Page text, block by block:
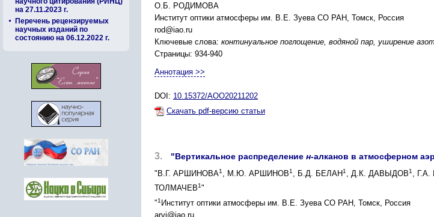
на 27.11.2023 г.
Перечень рецензируемых
научных изданий по
состоянию на 06.12.2022 г.
О.Б. РОДИМОВА
Институт оптики атмосферы им. В.Е. Зуева СО РАН, Томск, Россия
rod@iao.ru
Ключевые слова: континуальное поглощение, водяной пар, уширение
Страницы: 934-940
Аннотация >>
DOI: 10.15372/AOO20211202
Скачать pdf-версию статьи
3. "Вертикальное распределение н-алканов в атмосферном
"В.Г. АРШИНОВА1 , М.Ю. АРШИНОВ1 , Б.Д. БЕЛАН1 , Д.К. ДАВЫДОВ1 ,
ТОЛМАЧЕВ1"
"1 Институт оптики атмосферы им. В.Е. Зуева СО РАН, Томск, Россия
arvi@iao.ru